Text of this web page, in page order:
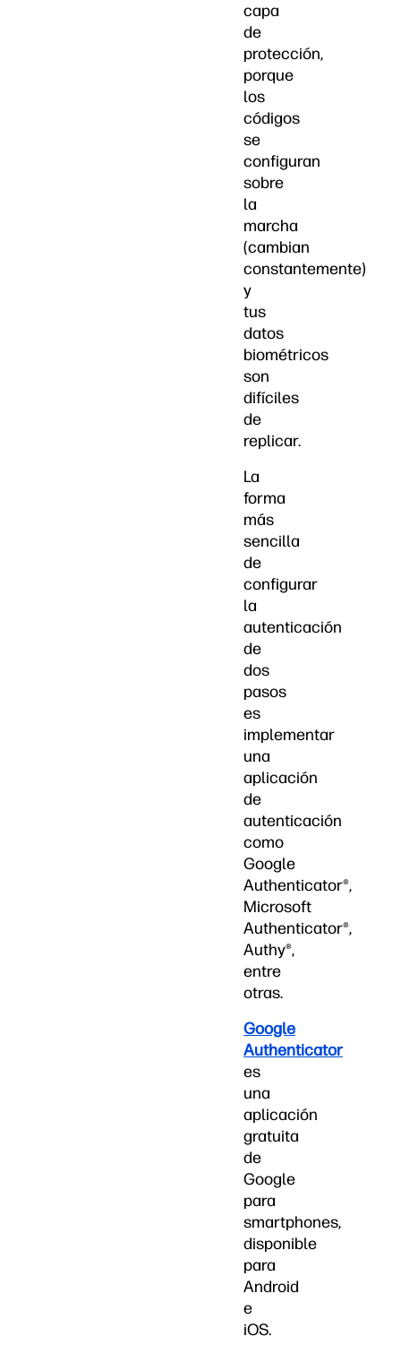
capa
de
protección,
porque
los
códigos
se
configuran
sobre
la
marcha
(cambian
constantemente)
y
tus
datos
biométricos
son
difíciles
de
replicar.
La
forma
más
sencilla
de
configurar
la
autenticación
de
dos
pasos
es
implementar
una
aplicación
de
autenticación
como
Google
Authenticator®,
Microsoft
Authenticator®,
Authy®,
entre
otras.
Google
Authenticator
es
una
aplicación
gratuita
de
Google
para
smartphones,
disponible
para
Android
e
iOS.